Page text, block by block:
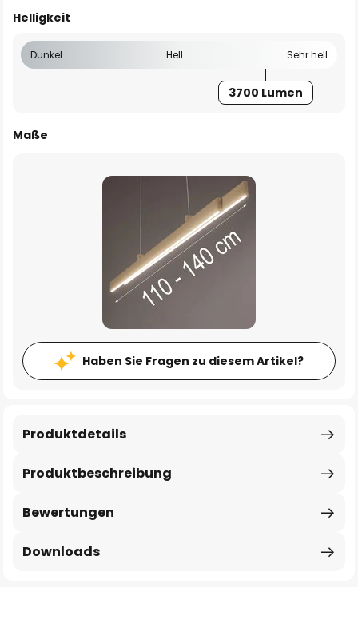
Helligkeit
Dunkel Hell Sehr hell
3700 Lumen
Maße
Haben Sie Fragen zu diesem Artikel?
Produktbeschreibung
Produktdetails
Bewertungen
Downloads